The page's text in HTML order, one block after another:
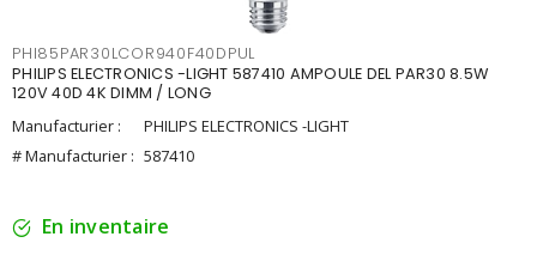
PHI85PAR30LCOR940F40DPUL
PHILIPS ELECTRONICS -LIGHT 587410 AMPOULE DEL PAR30 8.5W
120V 40D 4K DIMM / LONG
Manufacturier :
PHILIPS ELECTRONICS -LIGHT
# Manufacturier : 587410
En inventaire